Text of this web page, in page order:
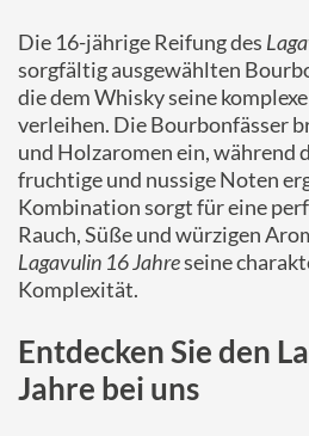
Die 16-jährige Reifung des
sorgfältig ausgewählten
die dem Whisky seine
verleihen. Die Bourbonfässer
und Holzaromen ein, während
fruchtige und nussige Noten
Kombination sorgt für eine
Rauch, Süße und würzigen
Lagavulin 16 Jahreseine
Komplexität.
Entdecken Sie den
Jahre bei uns